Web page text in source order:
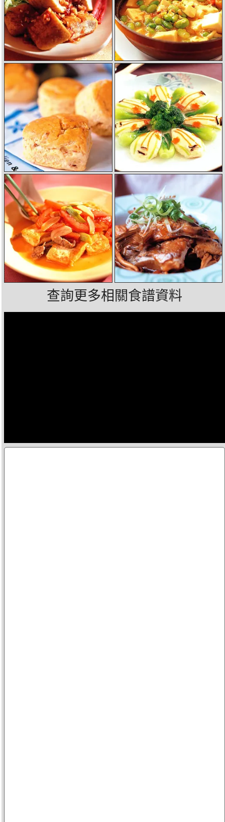
查詢更多相關食譜資料